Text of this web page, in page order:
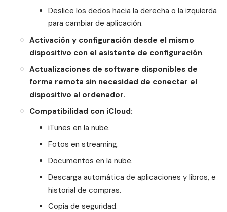
Deslice los dedos hacia la derecha o la izquierda
para cambiar de aplicación.
Activación y configuración desde el mismo
dispositivo con el asistente de configuración.
Actualizaciones de software disponibles de
forma remota sin necesidad de conectar el
dispositivo al ordenador.
Compatibilidad con iCloud:
iTunes en la nube.
Fotos en streaming.
Documentos en la nube.
Descarga automática de aplicaciones y libros, e
historial de compras.
Copia de seguridad.